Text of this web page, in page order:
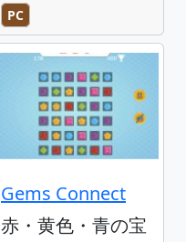
PC
Gems Connect
赤・黄色・青の宝